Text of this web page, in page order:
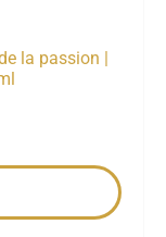
la passion |